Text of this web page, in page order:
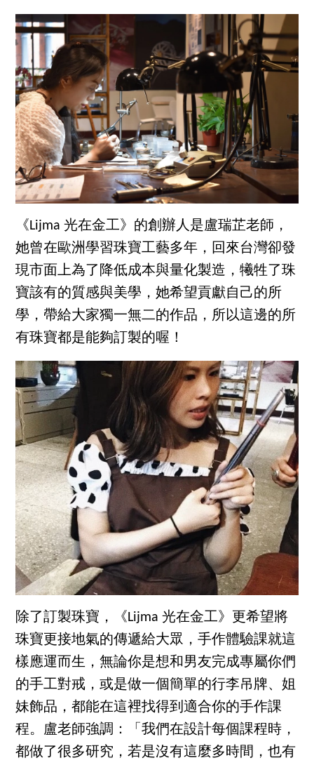
《Lijma 光在金工》的創辦人是盧瑞芷老師，
她曾在歐洲學習珠寶工藝多年，回來台灣卻發
現市面上為了降低成本與量化製造，犧牲了珠
寶該有的質感與美學，她希望貢獻自己的所
學，帶給大家獨一無二的作品，所以這邊的所
有珠寶都是能夠訂製的喔！
除了訂製珠寶，《Lijma 光在金工》更希望將
珠寶更接地氣的傳遞給大眾，手作體驗課就這
樣應運而生，無論你是想和男友完成專屬你們
的手工對戒，或是做一個簡單的行李吊牌、姐
妹飾品，都能在這裡找得到適合你的手作課
程。盧老師強調：「我們在設計每個課程時，
都做了很多研究，若是沒有這麼多時間，也有